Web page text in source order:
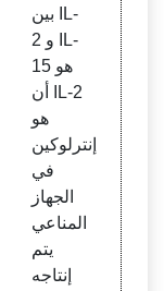
بين IL-
2 و IL-
15 هو
أن IL-2
هو
إنترلوكين
في
الجهاز
المناعي
يتم
إنتاجه